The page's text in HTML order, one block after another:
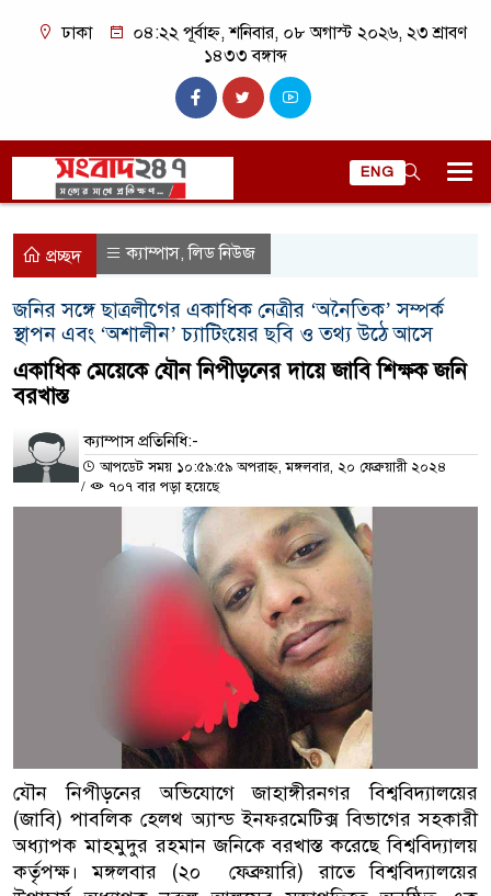
ঢাকা
০৪:২২ পূর্বাহ্ন, শনিবার, ০৮ অগাস্ট ২০২৬, ২৩ শ্রাবণ
১৪৩৩ বঙ্গাব্দ
ENG
প্রচ্ছদ ক্যাম্পাস,লিড নিউজ
জনির সঙ্গে ছাত্রলীগের একাধিক নেত্রীর ‘অনৈতিক’ সম্পর্ক
স্থাপন এবং ‘অশালীন’ চ্যাটিংয়ের ছবি ও তথ্য উঠে আসে
একাধিক মেয়েকে যৌন নিপীড়নের দায়ে জাবি শিক্ষক জনি
বরখাস্ত
ক্যাম্পাস প্রতিনিধি:-
আপডেট সময় ১০:৫৯:৫৯ অপরাহ্ন, মঙ্গলবার, ২০ ফেব্রুয়ারী ২০২৪
/
৭০৭ বার পড়া হয়েছে
যৌন নিপীড়নের অভিযোগে জাহাঙ্গীরনগর বিশ্ববিদ্যালয়ের
(জাবি) পাবলিক হেলথ অ্যান্ড ইনফরমেটিক্স বিভাগের সহকারী
অধ্যাপক মাহমুদুর রহমান জনিকে বরখাস্ত করেছে বিশ্ববিদ্যালয়
কর্তৃপক্ষ। মঙ্গলবার (২০ ফেব্রুয়ারি) রাতে বিশ্ববিদ্যালয়ের